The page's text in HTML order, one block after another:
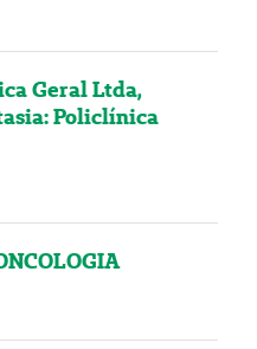
Geral Ltda,
Policlínica